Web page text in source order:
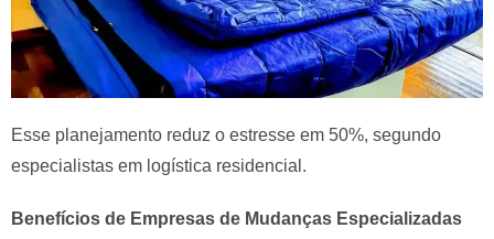
Esse planejamento reduz o estresse em 50%, segundo
especialistas em logística residencial.
Benefícios de Empresas de Mudanças Especializadas